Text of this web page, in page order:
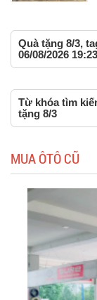
Quà tặng 8/3,
06/08/2026
Từ khóa tìm
tặng 8/3
MUA ÔTÔ CŨ